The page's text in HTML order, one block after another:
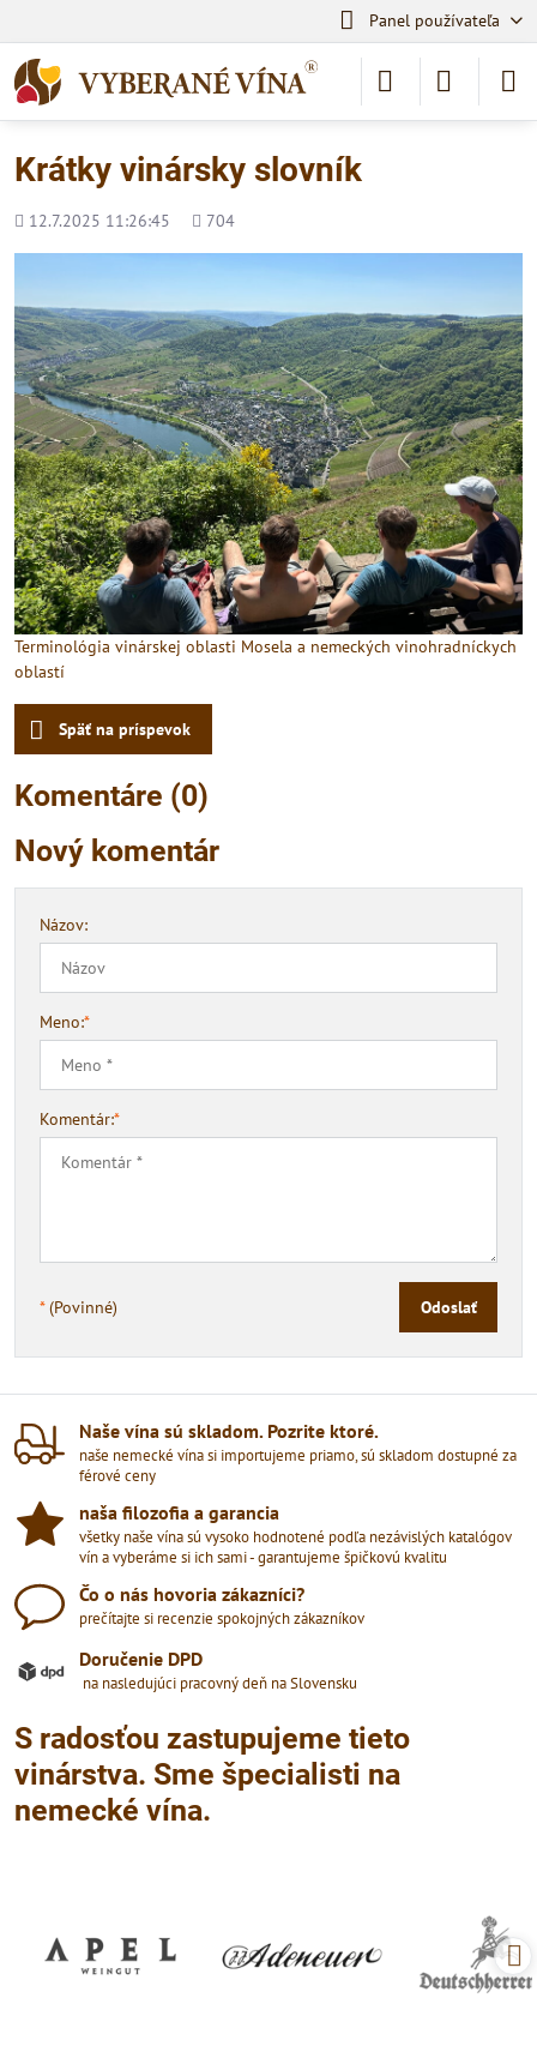
Panel používateľa
Krátky vinársky slovník
Pridané
12.7.2025 11:26:45
Počet
704
Terminológia vinárskej oblasti Mosela a nemeckých vinohradníckych
oblastí
Späť na príspevok
Komentáre (0)
Nový komentár
Názov:
Meno:*
Komentár:*
*(Povinné) Odoslať
Naše vína sú skladom​. Pozrite ktoré​.
naše nemecké vína si importujeme priamo, sú skladom dostupné za
férové ceny
naša filozofia a garancia
všetky naše vína sú vysoko hodnotené podľa nezávislých katalógov
vín a vyberáme si ich sami - garantujeme špičkovú kvalitu
Čo o nás hovoria zákazníci?
prečítajte si recenzie spokojných zákazníkov
Doručenie DPD
na nasledujúci pracovný deň na Slovensku
S radosťou zastupujeme tieto
vinárstva. Sme špecialisti na
nemecké vína.